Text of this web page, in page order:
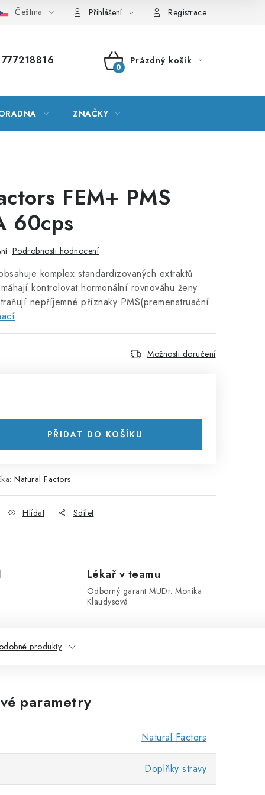
pojmů Mapa serveru Moje objednávka
Čeština Přihlášení Registrace
777218816
NÁKUPNÍ
Prázdný košík
ZNAČKY
FEM+ PMS
60cps
Podrobnosti hodnocení
komplex standardizovaných extraktů
kontrolovat hormonální rovnováhu ženy
nepříjemné příznaky PMS(premenstruační
Možnosti doručení
PŘIDAT DO KOŠÍKU
Natural Factors
Hlídat Sdílet
Lékař v teamu
Odborný garant MUDr. Monika
Klaudysová
produkty
parametry
Natural Factors
Doplňky stravy